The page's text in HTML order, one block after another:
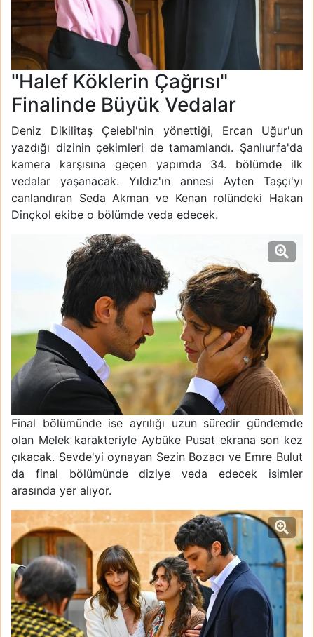
"Halef Köklerin Çağrısı"
Finalinde Büyük Vedalar
Deniz Dikilitaş Çelebi'nin yönettiği, Ercan Uğur'un
yazdığı dizinin çekimleri de tamamlandı. Şanlıurfa'da
kamera karşısına geçen yapımda 34. bölümde ilk
vedalar yaşanacak. Yıldız'ın annesi Ayten Taşçı'yı
canlandıran Seda Akman ve Kenan rolündeki Hakan
Dinçkol ekibe o bölümde veda edecek.
Final bölümünde ise ayrılığı uzun süredir gündemde
olan Melek karakteriyle Aybüke Pusat ekrana son kez
çıkacak. Sevde'yi oynayan Sezin Bozacı ve Emre Bulut
da final bölümünde diziye veda edecek isimler
arasında yer alıyor.